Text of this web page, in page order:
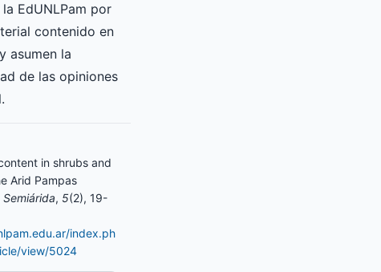
EdUNLPam por
contenido en
asumen la
de las opiniones
in shrubs and
Arid Pampas
Semiárida, 5(2), 19-
index.ph
view/5024